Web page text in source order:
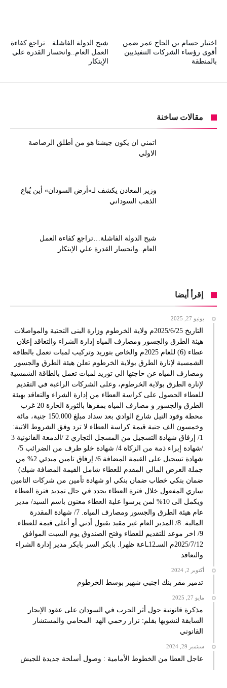
شبح الدولة الفاشلة…تراجع كفاءة
العمل العام..وانحسار القدرة علي
الإبتكار
اختيار حسام بن الحاج عمر ضمن
أقوى رؤساء الشركات التنفيذيين
بالمنطقة
مقالات ساخنة
اتمني ان يكون جيشنا هو من أطلق الرصاصة
الاولي
وزير المعادن يكشف لـ«أرض السودان» أين يُباع
الذهب السوداني
شبح الدولة الفاشلة…تراجع كفاءة العمل
العام..وانحسار القدرة علي الإبتكار
إقرأ أيضا
يونيو 27, 2025
التاريخ 2025/6/25م ولاية الخرطوم وزارة البنى التحتية والمواصلات
هيئة الطرق والجسور ومصارف المياه إدارة الشراء والتعاقد إعلان
عطاء (6) للعام 2025م والخاص بتوريد وتركيب لمبات تعمل بالطاقة
الشمسية لإنارة الطرق بولاية الخرطوم تعلن هيئة الطرق والجسور
ومصارف المياه عن حاجتها الي توريد لمبات تعمل بالطاقة الشمسية
لإنارة الطرق بولاية الخرطوم، وعلى الشركات الراغبة في التقديم
للعطاء الحصول على كراسة العطاء من إدارة الشراء والتعاقد بهيئة
الطرق والجسور و مصارف المياه بمقرها بالثورة الحارة 20 غرب
محطة وقود النيل شارع الوادي بعد سداد مبلغ 150.000 جنية، مائة
وخمسون الف جنية قيمة كراسة العطاء لا ترد وفق الشروط الاتية:
1/ إرفاق شهادة التسجيل من المسجل التجاري 2 /الدمغة القانونية 3
/شهادة إبراء ذمة من الزكاة 4/ شهادة خلو طرف من الضرائب 5/
شهادة تسجيل على القيمة المضافة 6/ إرفاق تامين مبدئي 2% من
جملة العرض المالي المقدم للعطاء شامل القيمة المضافة شيك)
ضمان بنكي خطاب ضمان بنكي او شهادة تأمين من شركات التامين
ساري المفعول خلال فترة العطاء يجدد في حال تمديد فترة العطاء
ويكمل الى 10% لمن يرسوا علية العطاء معنون باسم السيد/ مدير
عام هيئة الطرق والجسور ومصارف المياه. 7/ شهادة المقدرة
المالية. 8/ المدير العام غير مقيد بقبول أدني أو أعلى قيمة للعطاء.
9/ اخر موعد للتقديم للعطاء وفتح الصندوق يوم السبت الموافق
2025/7/12م السـ12ـاعة ظهرا. بابكر السر بابكر مدير إدارة الشراء
والتعاقد
أكتوبر 2, 2024
تدمير مقر بنك اجنبي شهير بوسط الخرطوم
مايو 27, 2025
مذكرة قانونية حول أثر الحرب في السودان على عقود الإيجار
السابقة لنشوبها بقلم: نزار رحمي الهد المحامي والمستشار
القانوني
سبتمبر 29, 2024
عاجل العطا من الخطوط الأمامية : وصول أسلحة جديدة للجيش